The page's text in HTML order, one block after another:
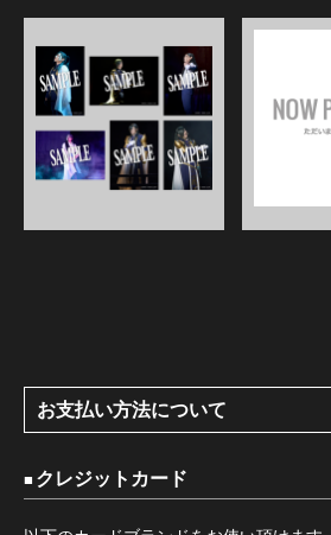
お支払い方法について
クレジットカード